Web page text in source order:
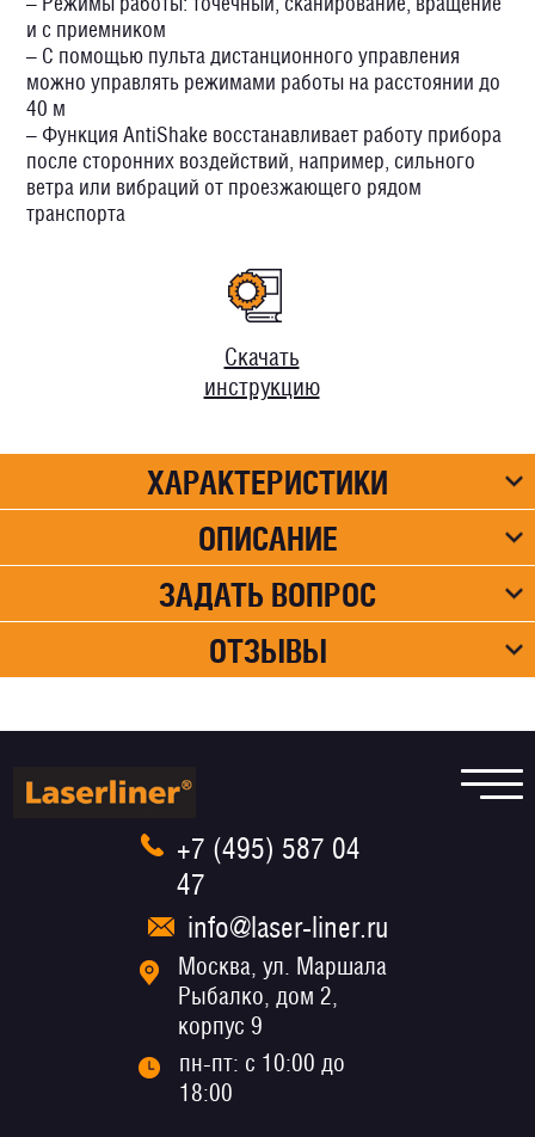
и с приемником
– С помощью пульта дистанционного управления
можно управлять режимами работы на расстоянии до
40 м
– Функция AntiShake восстанавливает работу прибора
после сторонних воздействий, например, сильного
ветра или вибраций от проезжающего рядом
транспорта
Скачать
инструкцию
ХАРАКТЕРИСТИКИ
ОПИСАНИЕ
ЗАДАТЬ ВОПРОС
ОТЗЫВЫ
+7 (495) 587 04
47
info@laser-liner.ru
Москва, ул. Маршала
Рыбалко, дом 2,
корпус 9
пн-пт: с 10:00 до
18:00